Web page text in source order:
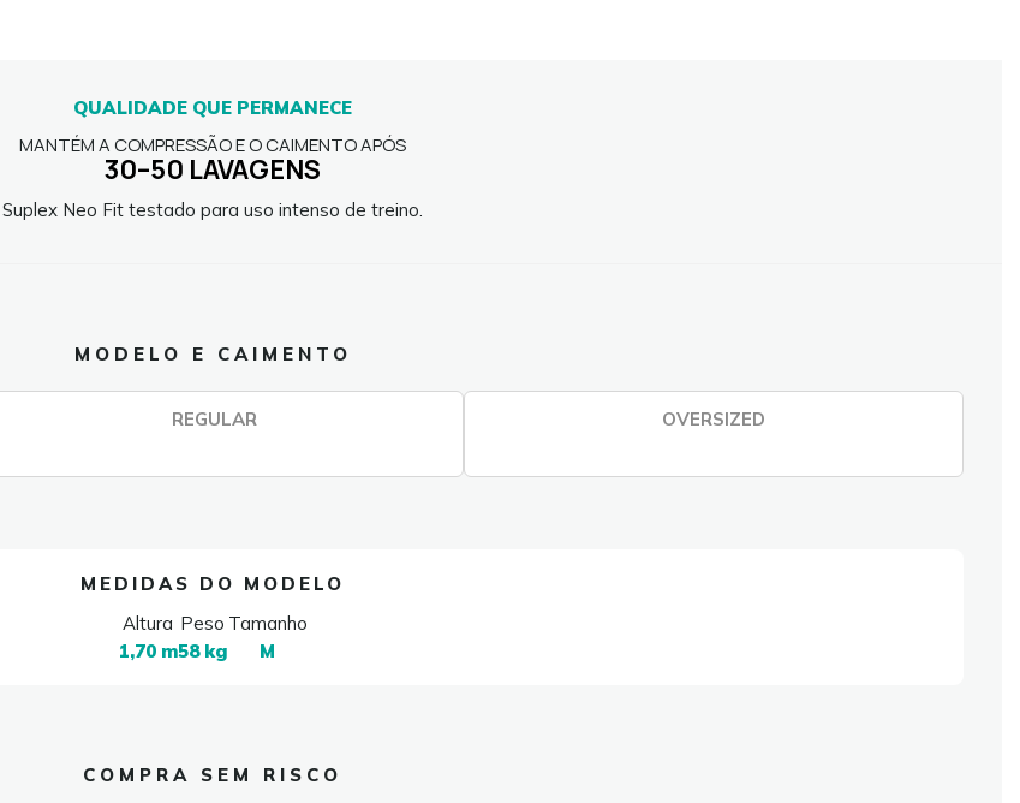
QUALIDADE QUE PERMANECE
MANTÉM A COMPRESSÃO E O CAIMENTO APÓS
30–50 LAVAGENS
Suplex Neo Fit testado para uso intenso de treino.
MODELO E CAIMENTO
REGULAR OVERSIZED
MEDIDAS DO MODELO
Altura
1,70 m
Peso
58 kg
Tamanho
M
COMPRA SEM RISCO